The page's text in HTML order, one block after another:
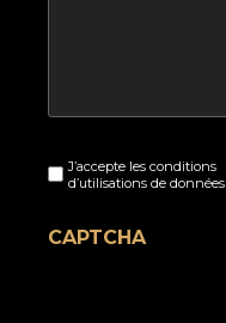
titreJ’accepte les conditions
d’utilisations de données
CAPTCHA